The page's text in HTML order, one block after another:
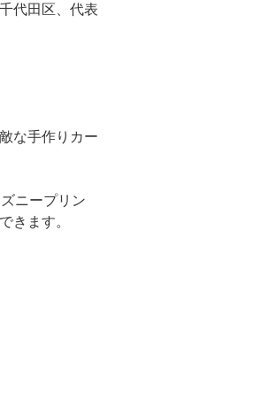
代田区、代表
な手作りカー
ニープリン
きます。